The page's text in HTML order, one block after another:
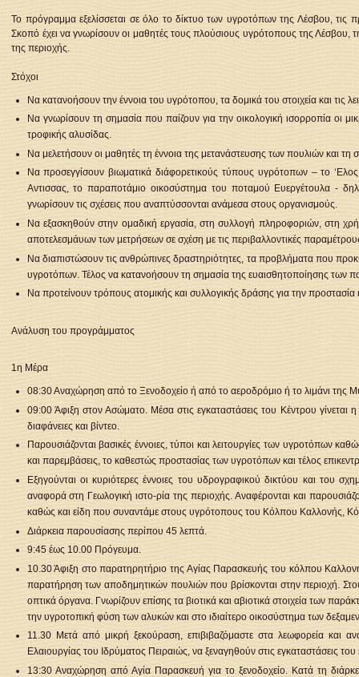
Το πρόγραμμα εξελίσσεται σε όλο το δίκτυο των υγροτόπων της Λέσβου, τις
Σκοπό έχει να γνωρίσουν οι μαθητές τους πλούσιους υγρότοπους της Λέσβου,
της περιοχής.
Στόχοι
Να κατανοήσουν την έννοια του υγρότοπου, τα δομικά του στοιχεία και τις
Να γνωρίσουν τη σημασία που παίζουν για την οικολογική ισορροπία οι
τροφικής αλυσίδας.
Να μελετήσουν οι μαθητές τη έννοια της μετανάστευσης των πουλιών και τη
Να προσεγγίσουν βιωματικά διάφορετικούς τύπους υγρότοπων – το
Αντισσας, το παραποτάμιο οικοσύστημα του ποταμού Ευεργέτουλα -
γνωρίσουν τις σχέσεις που αναπτύσσονται ανάμεσα στους οργανισμούς.
Να εξασκηθούν στην ομαδική εργασία, στη συλλογή πληροφοριών, στη
αποτελεσμάυων των μετρήσεων σε σχέση με τις περιβαλλοντικές
Να διαπιστώσουν τις ανθρώπινες δραστηριότητες, τα προβλήματα που
υγροτόπων. Τέλος να κατανοήσουν τη σημασία της ευαισθητοποίησης των
Να προτείνουν τρόπους ατομικής και συλλογικής δράσης για την
Ανάλυση του προγράμματος
1η Μέρα
08:30 Αναχώρηση από το Ξενοδοχείο ή από το αεροδρόμιο ή το λιμάνι της
09:00 Άφιξη στον Ασώματο. Μέσα στις εγκαταστάσεις του Κέντρου
διαφάνειες και βίντεο.
Παρουσιάζονται βασικές έννοιες, τύποι και λειτουργίες των υγροτόπων
και παρεμβάσεις, το καθεστώς προστασίας των υγροτόπων και τέλος
Εξηγούνται οι κυριότερες έννοιες του υδρογραφικού δικτύου και του
αναφορά στη Γεωλογική ιστο-ρία της περιοχής. Αναφέρονται και
καθώς και είδη που συναντάμε στους υγρότοπους του Κόλπου Καλλονής,
Διάρκεια παρουσίασης περίπου 45 λεπτά.
9:45 έως 10.00 Πρόγευμα.
10.30 Άφιξη στο παρατηρητήριο της Αγίας Παρασκευής του κόλπου
παρατήρηση των αποδημητικών πουλιών που βρίσκονται στην περιοχή.
οπτικά όργανα. Γνωρίζουν επίσης τα βιοτικά και αβιοτικά στοιχεία των
την υγροτοπική φύση των αλυκών και στο ιδιαίτερο οικοσύστημα των
11.30 Μετά από μικρή ξεκούραση, επιβιβαζόμαστε στα λεωφορεία και
Ελαιουργίας του Ιδρύματος Πειραιώς, να ξεναγηθούν στις εγκαταστάσεις
13:30 Αναχώρηση από Αγία Παρασκευή για το ξενοδοχείο. Κατά τη